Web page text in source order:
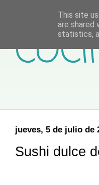
jueves, 5 de julio de
Sushi dulce
This site
are shared
statistics,